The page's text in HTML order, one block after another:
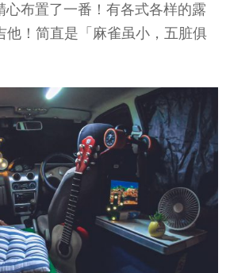
心布置了一番！有各式各样的露
他！简直是「麻雀虽小，五脏俱